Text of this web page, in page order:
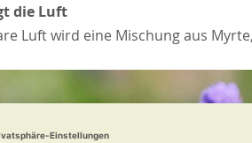
die Luft
Luft wird eine Mischung aus